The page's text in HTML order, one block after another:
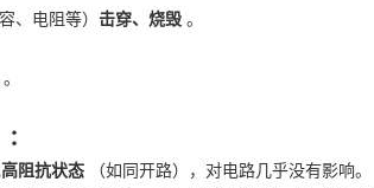
、电阻等） 击穿、烧毁 。
。
高阻抗状态
（如同开路），对电路几乎没有影响。